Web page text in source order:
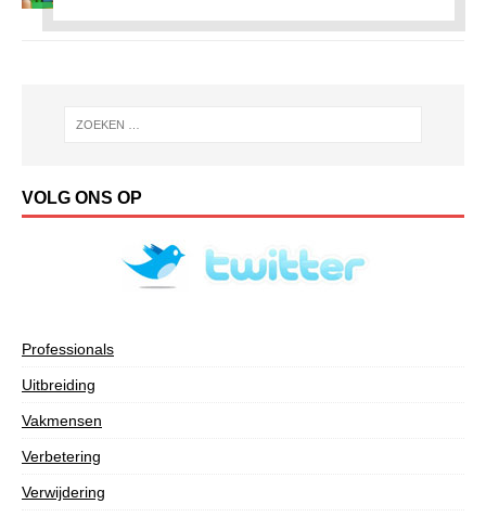
VOLG ONS OP
Professionals
Uitbreiding
Vakmensen
Verbetering
Verwijdering